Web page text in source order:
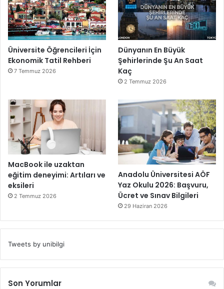
Üniversite Öğrencileri İçin
Ekonomik Tatil Rehberi
7 Temmuz 2026
Dünyanın En Büyük
Şehirlerinde Şu An Saat
Kaç
2 Temmuz 2026
MacBook ile uzaktan
eğitim deneyimi: Artıları ve
eksileri
2 Temmuz 2026
Anadolu Üniversitesi AÖF
Yaz Okulu 2026: Başvuru,
Ücret ve Sınav Bilgileri
29 Haziran 2026
Tweets by unibilgi
Son Yorumlar